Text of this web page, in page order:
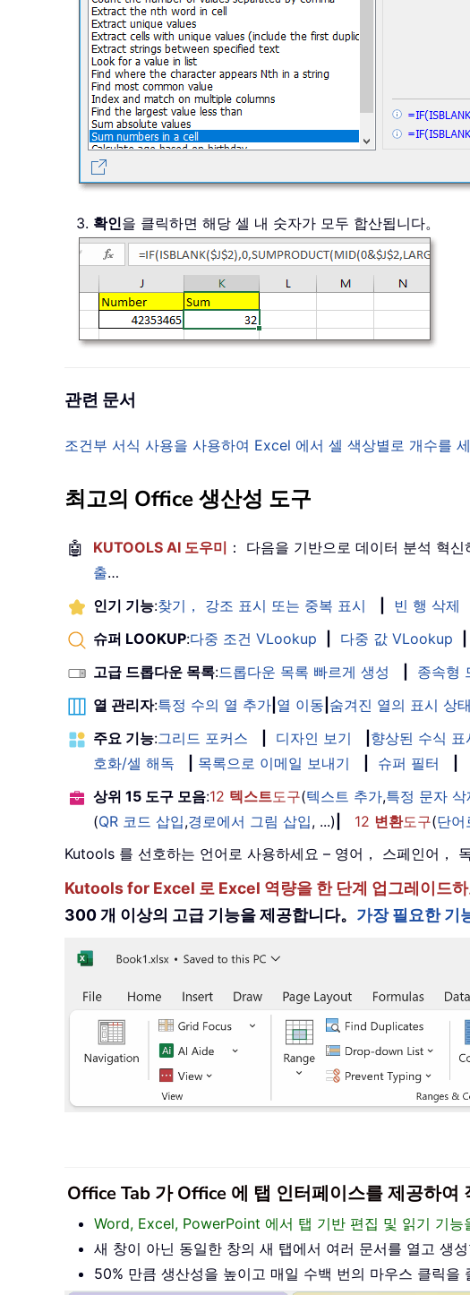
3. 확인을 클릭하면 해당 셀 내 숫자가 모두 합산됩니다。
관련 문서
조건부 서식 사용을 사용하여 Excel 에서 셀 색상별로 개수를
최고의 Office 생산성 도구
🤖 KUTOOLS AI 도우미 ： 다음을 기반으로 데이터 분석 혁신
출…
인기 기능:찾기， 강조 표시 또는 중복 표시 빈 행 삭제
슈퍼 LOOKUP:다중 조건 VLookup 다중 값 VLookup
고급 드롭다운 목록:드롭다운 목록 빠르게 생성 종속형
열 관리자:특정 수의 열 추가 열 이동 숨겨진 열의 표시 상
주요 기능:그리드 포커스 디자인 보기 향상된 수식 표
호화/셀 해독
목록으로 이메일 보내기 슈퍼 필터
상위 15 도구 모음:12 텍스트도구(텍스트 추가,특정 문자 삭
(QR 코드 삽입,경로에서 그림 삽입, ...) 12 변환도구(단어
Kutools 를 선호하는 언어로 사용하세요 – 영어， 스페인어，
Kutools for Excel 로 Excel 역량을 한 단계 업그레이드하
300 개 이상의 고급 기능을 제공합니다。 가장 필요한 기
Office Tab 가 Office 에 탭 인터페이스를 제공하여
Word, Excel, PowerPoint 에서 탭 기반 편집 및 읽기 기능
새 창이 아닌 동일한 창의 새 탭에서 여러 문서를 열고 생성
50% 만큼 생산성을 높이고 매일 수백 번의 마우스 클릭을